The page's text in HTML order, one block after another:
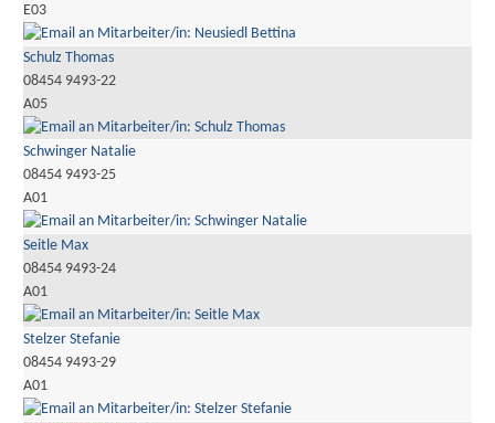
E03
Schulz Thomas
08454 9493-22
A05
Schwinger Natalie
08454 9493-25
A01
Seitle Max
08454 9493-24
A01
Stelzer Stefanie
08454 9493-29
A01